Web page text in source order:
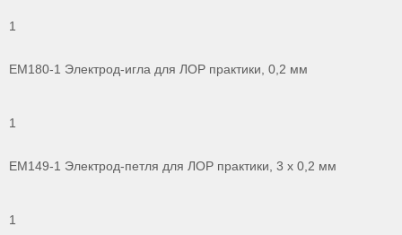
1
ЕМ180-1 Электрод-игла для ЛОР практики, 0,2 мм
1
ЕМ149-1 Электрод-петля для ЛОР практики, 3 х 0,2 мм
1